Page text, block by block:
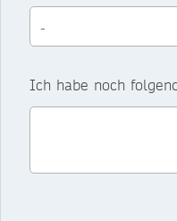
Ich habe noch